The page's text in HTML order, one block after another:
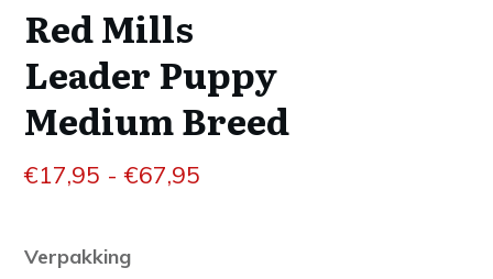
Red Mills
Leader Puppy
Medium Breed
€17,95 - €67,95
Verpakking